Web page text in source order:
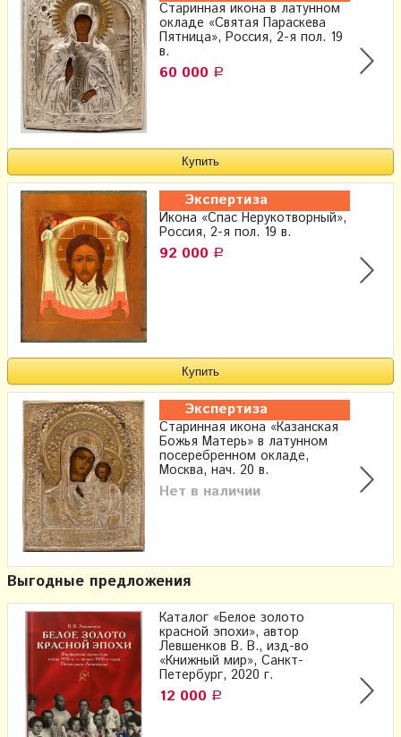
Старинная икона в латунном
окладе «Святая Параскева
Пятница», Россия, 2-я пол. 19
в.
60 000 Р
Экспертиза
Икона «Спас Нерукотворный»,
Россия, 2-я пол. 19 в.
92 000 Р
Экспертиза
Старинная икона «Казанская
Божья Матерь» в латунном
посеребренном окладе,
Москва, нач. 20 в.
Нет в наличии
Выгодные предложения
Каталог «Белое золото
красной эпохи», автор
Левшенков В. В., изд-во
«Книжный мир», Санкт-
Петербург, 2020 г.
12 000 Р